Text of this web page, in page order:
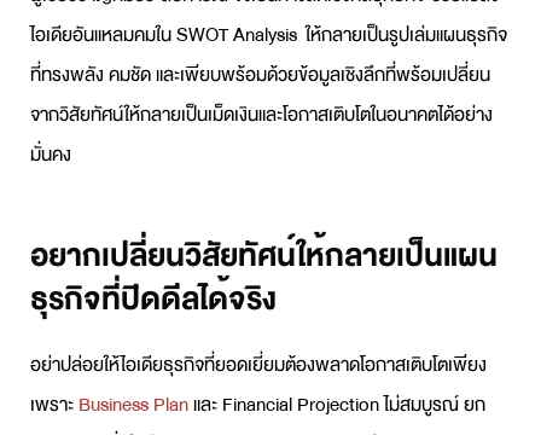
ไอเดียอันแหลมคมในSWOT Analysis ให้กลายเป็นรูปเล่มแผนธุรกิจ
ที่ทรงพลัง คมชัด และเพียบพร้อมด้วยข้อมูลเชิงลึกที่พร้อมเปลี่ยน
จากวิสัยทัศน์ให้กลายเป็นเม็ดเงินและโอกาสเติบโตในอนาคตได้อย่าง
มั่นคง
อยากเปลี่ยนวิสัยทัศน์ให้กลายเป็นแผน
ธุรกิจที่ปิดดีลได้จริง
อย่าปล่อยให้ไอเดียธุรกิจที่ยอดเยี่ยมต้องพลาดโอกาสเติบโตเพียง
เพราะBusiness Planและ Financial Projection ไม่สมบูรณ์ ยก